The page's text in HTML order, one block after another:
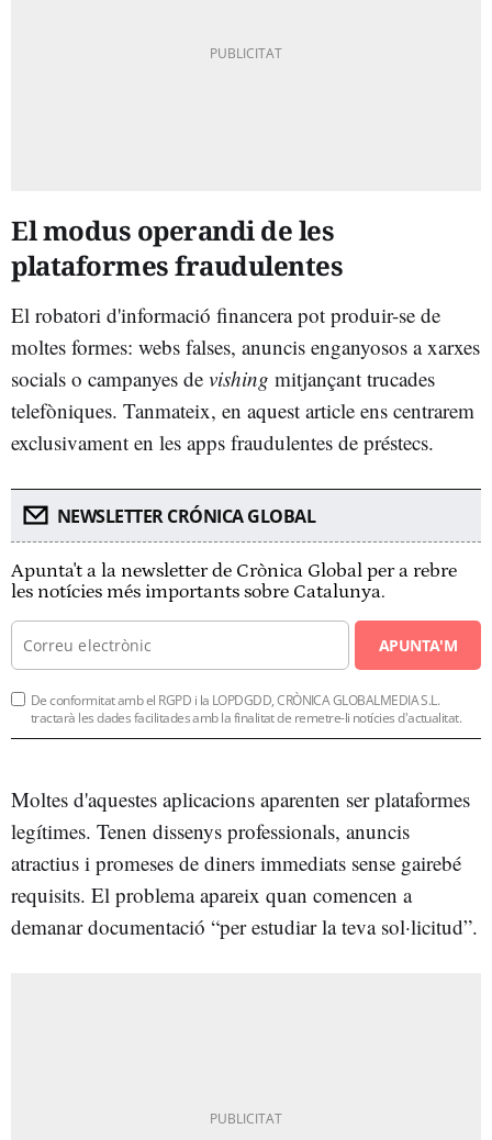
El modus operandi de les
plataformes fraudulentes
El robatori d'informació financera pot produir-se de
moltes formes: webs falses, anuncis enganyosos a xarxes
socials o campanyes de vishing mitjançant trucades
telefòniques. Tanmateix, en aquest article ens centrarem
exclusivament en les apps fraudulentes de préstecs.
NEWSLETTER CRÓNICA GLOBAL
Apunta't a la newsletter de Crònica Global per a rebre
les notícies més importants sobre Catalunya.
APUNTA'M
De conformitat amb el RGPD i la LOPDGDD, CRÒNICA GLOBALMEDIA S.L.
tractarà les dades facilitades amb la finalitat de remetre-li notícies d'actualitat.
Moltes d'aquestes aplicacions aparenten ser plataformes
legítimes. Tenen dissenys professionals, anuncis
atractius i promeses de diners immediats sense gairebé
requisits. El problema apareix quan comencen a
demanar documentació “per estudiar la teva sol·licitud”.